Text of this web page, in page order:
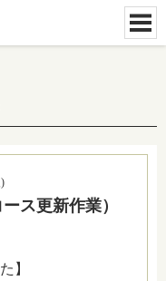
ス更新作業）
】